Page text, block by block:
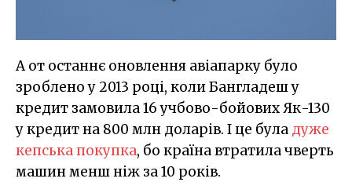
А от останнє оновлення авіапарку було
зроблено у 2013 році, коли Бангладеш у
кредит замовила 16 учбово-бойових Як-130
у кредит на 800 млн доларів. І це була дуже
кепська покупка, бо країна втратила чверть
машин менш ніж за 10 років.